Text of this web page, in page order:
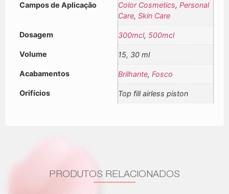
Campos de Aplicação Color Cosmetics, Personal
Care, Skin Care
Dosagem 300mcl, 500mcl
Volume 15, 30 ml
Acabamentos Brilhante, Fosco
Orifícios Top fill airless piston
PRODUTOS RELACIONADOS